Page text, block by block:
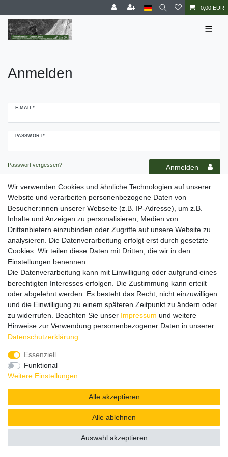
0,00 EUR
☰
Anmelden
E-MAIL*
PASSWORT*
Passwort vergessen? Anmelden
Registrieren
Als Gast bestellen
Lieferzeit etwa 1 bis 3 Werktage
Widerrufs­recht
Daten­schutz­erklärung
Wir verwenden Cookies und ähnliche Technologien auf unserer
Website und verarbeiten personenbezogene Daten von
Besucher:innen unserer Webseite (z.B. IP-Adresse), um z.B.
Inhalte und Anzeigen zu personalisieren, Medien von
Drittanbietern einzubinden oder Zugriffe auf unsere Website zu
analysieren. Die Datenverarbeitung erfolgt erst durch gesetzte
Cookies. Wir teilen diese Daten mit Dritten, die wir in den
Einstellungen benennen.
Die Datenverarbeitung kann mit Einwilligung oder aufgrund eines
berechtigten Interesses erfolgen. Die Zustimmung kann erteilt
oder abgelehnt werden. Es besteht das Recht, nicht einzuwilligen
und die Einwilligung zu einem späteren Zeitpunkt zu ändern oder
zu widerrufen. Beachten Sie unser Impressum und weitere
Hinweise zur Verwendung personenbezogener Daten in unserer
Daten­schutz­erklärung
Essenziell
Funktional
Weitere Einstellungen
Alle akzeptieren
Alle ablehnen
Auswahl akzeptieren